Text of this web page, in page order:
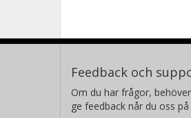
Feedback och
Om du har frågor,
ge feedback når du oss